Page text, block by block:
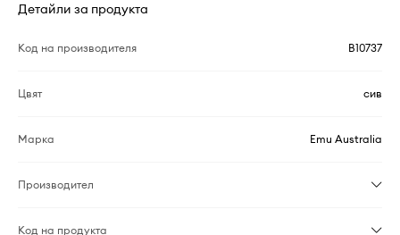
Детайли за продукта
Код на производителя B10737
Цвят сив
Марка Emu Australia
Производител
Код на продукта